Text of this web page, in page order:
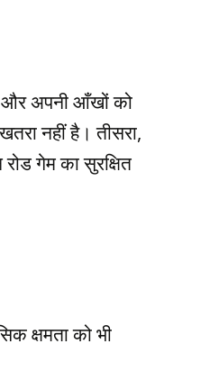
और अपनी आँखों को
नहीं है। तीसरा,
गेम का सुरक्षित
क्षमता को भी